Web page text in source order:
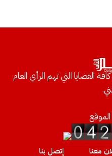
القضايا التي تهم الرأي العام
معنا إتصل بنا